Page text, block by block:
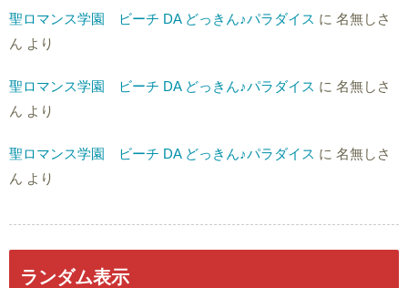
聖ロマンス学園 ビーチ DA どっきん♪パラダイス に 名無しさ
ん より
聖ロマンス学園 ビーチ DA どっきん♪パラダイス に 名無しさ
ん より
聖ロマンス学園 ビーチ DA どっきん♪パラダイス に 名無しさ
ん より
ランダム表示